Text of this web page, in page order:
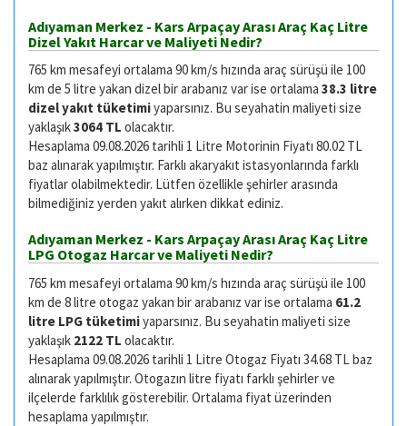
Adıyaman Merkez - Kars Arpaçay Arası Araç Kaç Litre
Dizel Yakıt Harcar ve Maliyeti Nedir?
765 km mesafeyi ortalama 90 km/s hızında araç sürüşü ile 100
km de 5 litre yakan dizel bir arabanız var ise ortalama 38.3 litre
dizel yakıt tüketimiyaparsınız. Bu seyahatin maliyeti size
yaklaşık3064 TL olacaktır.
Hesaplama 09.08.2026 tarihli 1 Litre Motorinin Fiyatı 80.02 TL
baz alınarak yapılmıştır. Farklı akaryakıt istasyonlarında farklı
fiyatlar olabilmektedir. Lütfen özellikle şehirler arasında
bilmediğiniz yerden yakıt alırken dikkat ediniz.
Adıyaman Merkez - Kars Arpaçay Arası Araç Kaç Litre
LPG Otogaz Harcar ve Maliyeti Nedir?
765 km mesafeyi ortalama 90 km/s hızında araç sürüşü ile 100
km de 8 litre otogaz yakan bir arabanız var ise ortalama 61.2
litre LPG tüketimiyaparsınız. Bu seyahatin maliyeti size
yaklaşık 2122 TL olacaktır.
Hesaplama 09.08.2026 tarihli 1 Litre Otogaz Fiyatı 34.68 TL baz
alınarak yapılmıştır. Otogazın litre fiyatı farklı şehirler ve
ilçelerde farklılık gösterebilir. Ortalama fiyat üzerinden
hesaplama yapılmıştır.